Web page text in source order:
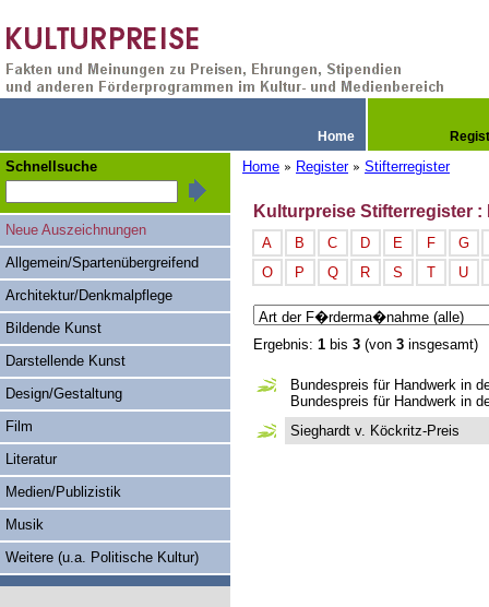
Home
Home » Register » Stifterregister
Kulturpreise Stifterregister
A B C D E F
G
O
P Q R S T U
Ergebnis: 1 bis 3 (von 3 insgesamt)
Bundespreis für Handwerk in
Bundespreis für Handwerk in
Sieghardt v. Köckritz-Preis
Schnellsuche
Neue Auszeichnungen
Allgemein/Spartenübergreifend
Architektur/Denkmalpflege
Bildende Kunst
Darstellende Kunst
Design/Gestaltung
Film
Literatur
Medien/Publizistik
Musik
Weitere (u.a. Politische Kultur)